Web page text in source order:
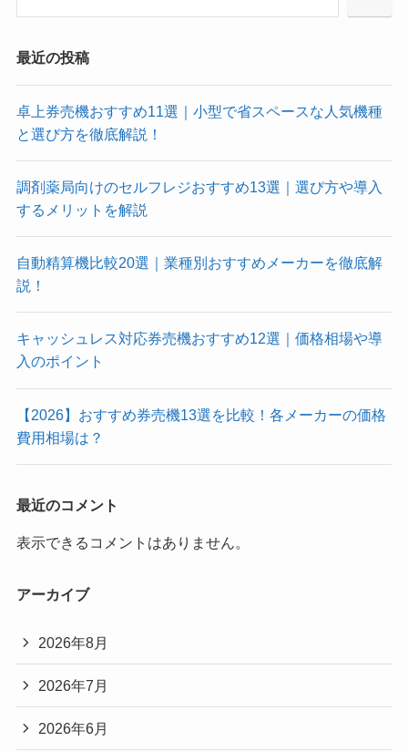
最近の投稿
卓上券売機おすすめ11選｜小型で省スペースな人気機種
と選び方を徹底解説！
調剤薬局向けのセルフレジおすすめ13選｜選び方や導入
するメリットを解説
自動精算機比較20選｜業種別おすすめメーカーを徹底解
説！
キャッシュレス対応券売機おすすめ12選｜価格相場や導
入のポイント
【2026】おすすめ券売機13選を比較！各メーカーの価格
費用相場は？
最近のコメント
表示できるコメントはありません。
アーカイブ
2026年8月
2026年7月
2026年6月